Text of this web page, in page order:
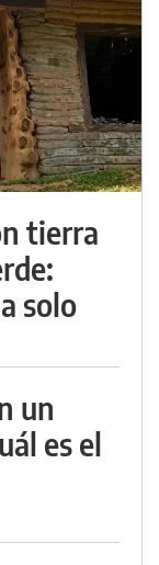
tierra
solo
un
es el